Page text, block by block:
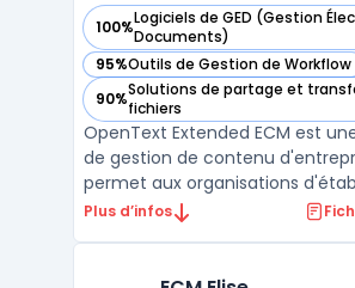
100%Logiciels de GED (Gestion
Documents)
— voir OpenText Extended ECM
95%Outils de Gestion de Workflow
— voir OpenText Extended ECM
90%Solutions de partage et
fichiers
— voir OpenText Extended ECM
OpenText Extended ECM est
de gestion de contenu
permet aux organisations
gouvernance efficace des
intégration transparente avec les
Plus d’infos